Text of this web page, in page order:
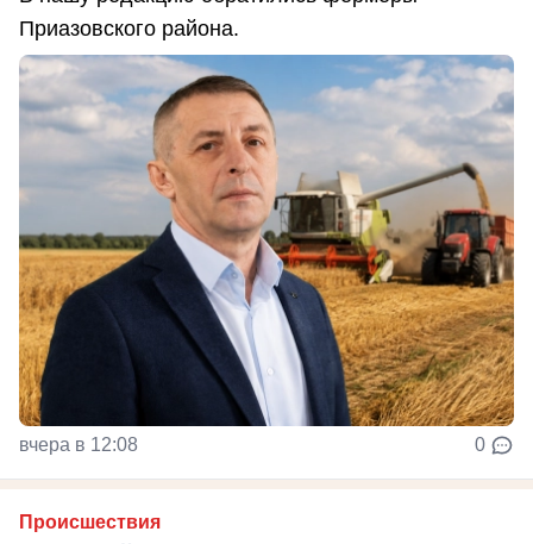
Приазовского района.
вчера в 12:08 0
Происшествия